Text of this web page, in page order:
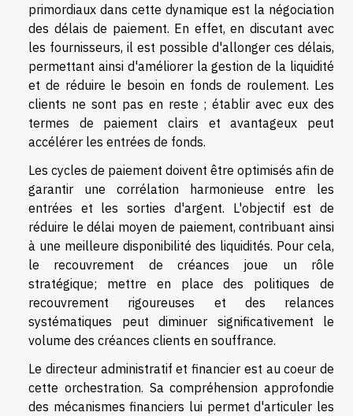
primordiaux dans cette dynamique est la négociation
des délais de paiement. En effet, en discutant avec
les fournisseurs, il est possible d'allonger ces délais,
permettant ainsi d'améliorer la gestion de la liquidité
et de réduire le besoin en fonds de roulement. Les
clients ne sont pas en reste ; établir avec eux des
termes de paiement clairs et avantageux peut
accélérer les entrées de fonds.
Les cycles de paiement doivent être optimisés afin de
garantir une corrélation harmonieuse entre les
entrées et les sorties d'argent. L'objectif est de
réduire le délai moyen de paiement, contribuant ainsi
à une meilleure disponibilité des liquidités. Pour cela,
le recouvrement de créances joue un rôle
stratégique; mettre en place des politiques de
recouvrement rigoureuses et des relances
systématiques peut diminuer significativement le
volume des créances clients en souffrance.
Le directeur administratif et financier est au coeur de
cette orchestration. Sa compréhension approfondie
des mécanismes financiers lui permet d'articuler les